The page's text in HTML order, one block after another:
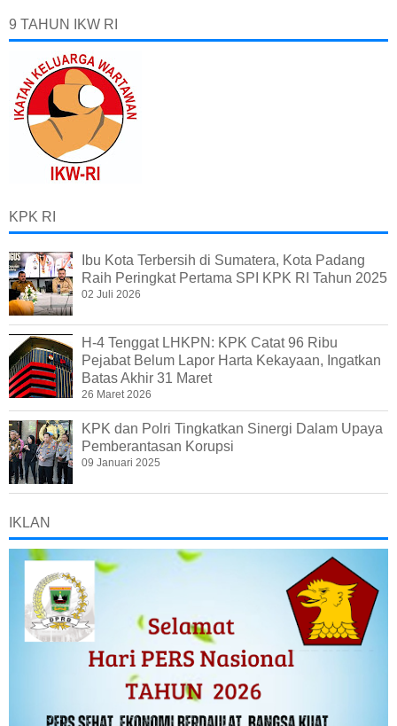
9 TAHUN IKW RI
KPK RI
Ibu Kota Terbersih di Sumatera, Kota Padang
Raih Peringkat Pertama SPI KPK RI Tahun 2025
02 Juli 2026
H-4 Tenggat LHKPN: KPK Catat 96 Ribu
Pejabat Belum Lapor Harta Kekayaan, Ingatkan
Batas Akhir 31 Maret
26 Maret 2026
KPK dan Polri Tingkatkan Sinergi Dalam Upaya
Pemberantasan Korupsi
09 Januari 2025
IKLAN